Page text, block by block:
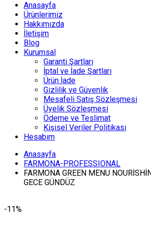
Anasayfa
Ürünlerimiz
Hakkımızda
İletişim
Blog
Kurumsal
Garanti Şartları
İptal ve İade Şartları
Ürün İade
Gizlilik ve Güvenlik
Mesafeli Satış Sözleşmesi
Üyelik Sözleşmesi
Ödeme ve Teslimat
Kişisel Veriler Politikası
Hesabım
Anasayfa
FARMONA-PROFESSIONAL
FARMONA GREEN MENU
GECE GÜNDÜZ
-11%